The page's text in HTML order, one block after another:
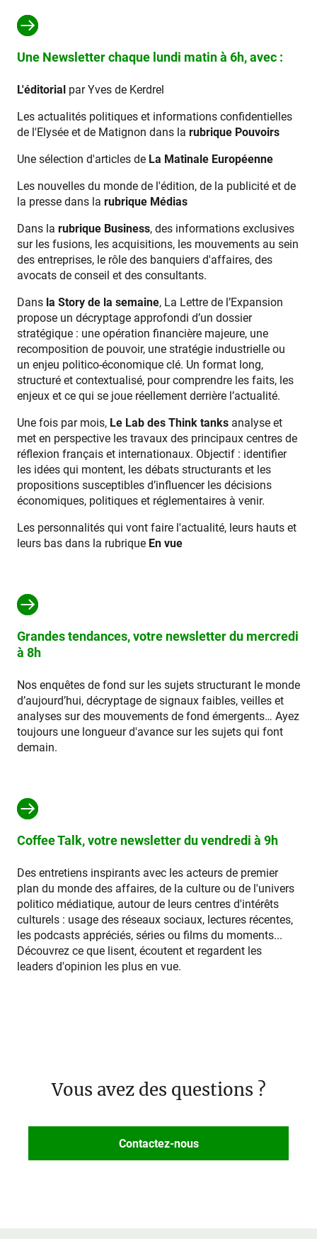
Une Newsletter chaque lundi matin à 6h, avec :
L'éditorial par Yves de Kerdrel
Les actualités politiques et informations confidentielles
de l'Elysée et de Matignon dans la rubrique Pouvoirs
Une sélection d'articles de La Matinale Européenne
Les nouvelles du monde de l'édition, de la publicité et de
la presse dans la rubrique Médias
Dans la rubrique Business, des informations exclusives
sur les fusions, les acquisitions, les mouvements au sein
des entreprises, le rôle des banquiers d'affaires, des
avocats de conseil et des consultants.
Dans la Story de la semaine, La Lettre de l’Expansion
propose un décryptage approfondi d’un dossier
stratégique : une opération financière majeure, une
recomposition de pouvoir, une stratégie industrielle ou
un enjeu politico-économique clé. Un format long,
structuré et contextualisé, pour comprendre les faits, les
enjeux et ce qui se joue réellement derrière l’actualité.
Une fois par mois, Le Lab des Think tanks analyse et
met en perspective les travaux des principaux centres de
réflexion français et internationaux. Objectif : identifier
les idées qui montent, les débats structurants et les
propositions susceptibles d’influencer les décisions
économiques, politiques et réglementaires à venir.
Les personnalités qui vont faire l'actualité, leurs hauts et
leurs bas dans la rubrique En vue
Grandes tendances, votre newsletter du mercredi
à 8h
Nos enquêtes de fond sur les sujets structurant le monde
d’aujourd’hui, décryptage de signaux faibles, veilles et
analyses sur des mouvements de fond émergents… Ayez
toujours une longueur d'avance sur les sujets qui font
demain.
Coffee Talk, votre newsletter du vendredi à 9h
Des entretiens inspirants avec les acteurs de premier
plan du monde des affaires, de la culture ou de l'univers
politico médiatique, autour de leurs centres d'intérêts
culturels : usage des réseaux sociaux, lectures récentes,
les podcasts appréciés, séries ou films du moments...
Découvrez ce que lisent, écoutent et regardent les
leaders d'opinion les plus en vue.
Vous avez des questions ?
Contactez-nous